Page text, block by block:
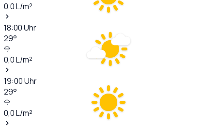
0,0L/m²
18:00Uhr
29°
0,0L/m²
19:00Uhr
29°
0,0L/m²